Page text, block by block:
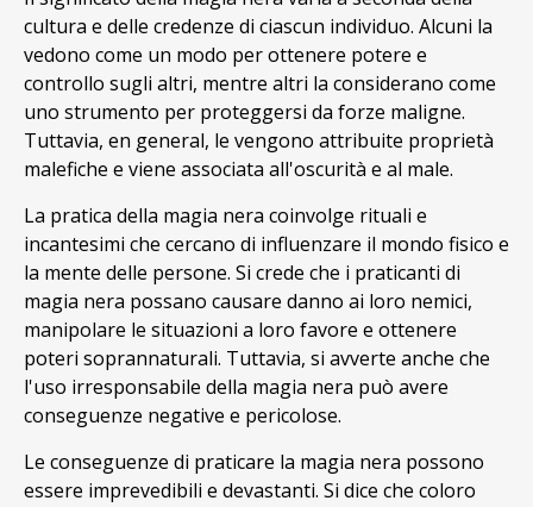
cultura e delle credenze di ciascun individuo. Alcuni la
vedono come un modo per ottenere potere e
controllo sugli altri, mentre altri la considerano come
uno strumento per proteggersi da forze maligne.
Tuttavia, en general, le vengono attribuite proprietà
malefiche e viene associata all'oscurità e al male.
La pratica della magia nera coinvolge rituali e
incantesimi che cercano di influenzare il mondo fisico e
la mente delle persone. Si crede che i praticanti di
magia nera possano causare danno ai loro nemici,
manipolare le situazioni a loro favore e ottenere
poteri soprannaturali. Tuttavia, si avverte anche che
l'uso irresponsabile della magia nera può avere
conseguenze negative e pericolose.
Le conseguenze di praticare la magia nera possono
essere imprevedibili e devastanti. Si dice che coloro